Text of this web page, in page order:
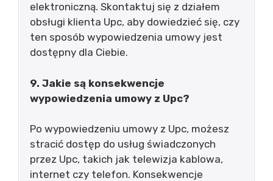
elektroniczną. Skontaktuj się z działem
obsługi klienta Upc, aby dowiedzieć się, czy
ten sposób wypowiedzenia umowy jest
dostępny dla Ciebie.
9. Jakie są konsekwencje
wypowiedzenia umowy z Upc?
Po wypowiedzeniu umowy z Upc, możesz
stracić dostęp do usług świadczonych
przez Upc, takich jak telewizja kablowa,
internet czy telefon. Konsekwencje